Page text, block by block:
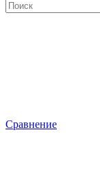
Сравнение